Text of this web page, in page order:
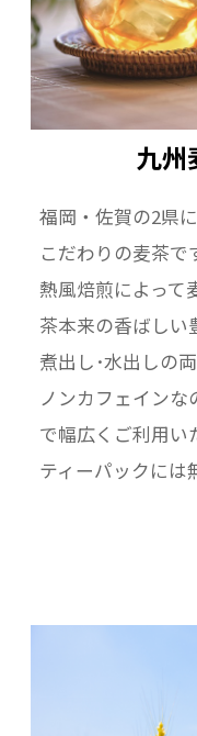
九
福岡・佐賀の2県
こだわりの麦茶で
熱風焙煎によって
茶本来の香ばしい
煮出し･水出しの両
ノンカフェインな
で幅広くご利用い
ティーパックには